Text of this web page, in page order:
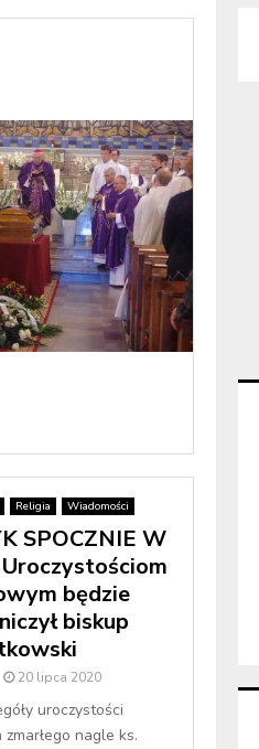
Religia Wiadomości
SPOCZNIE W
będzie
biskup
20 lipca 2020
uroczystości
nagle ks.